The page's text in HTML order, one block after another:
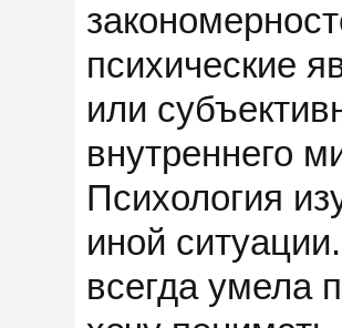
психические
или
внутреннего
Психология
иной
всегда умела